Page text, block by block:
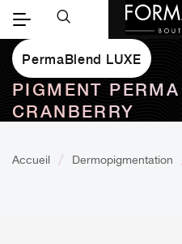
PermaBlend LUXE
PIGMENT
CRANBERRY
Accueil Dermopigmentation